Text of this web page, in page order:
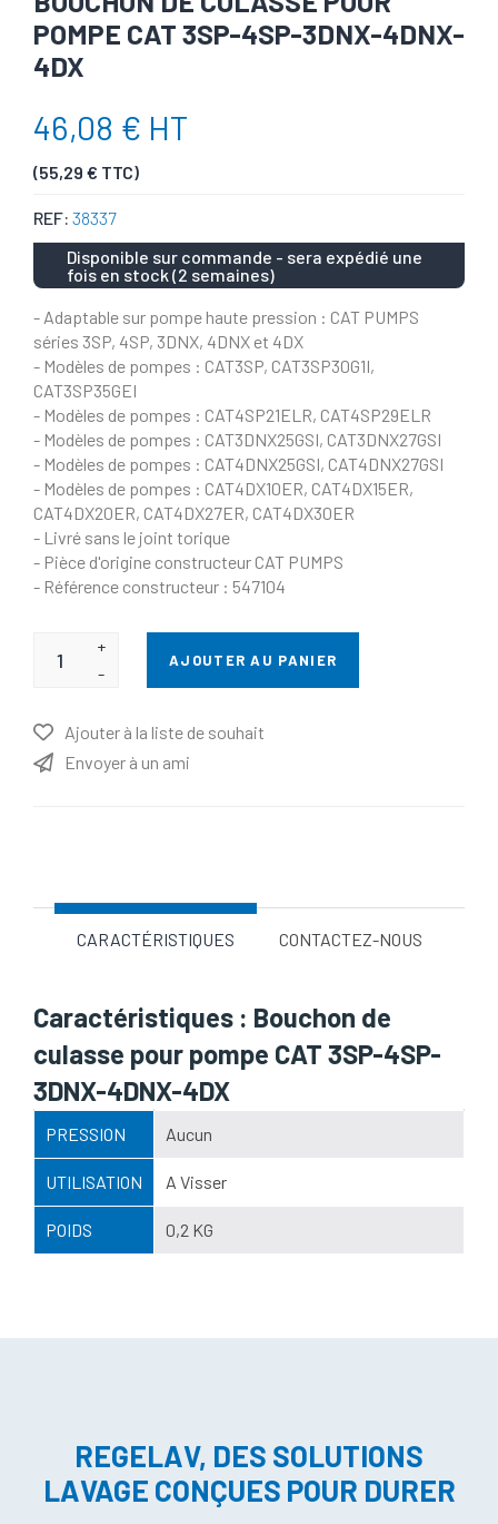
POMPE CAT 3SP-4SP-3DNX-4DNX-
4DX
46,08 € HT
(55,29 € TTC)
REF: 38337
Disponible sur commande - sera expédié une
fois en stock (2 semaines)
- Adaptable sur pompe haute pression : CAT PUMPS
séries 3SP, 4SP, 3DNX, 4DNX et 4DX
- Modèles de pompes : CAT3SP, CAT3SP30G1I,
CAT3SP35GEI
- Modèles de pompes : CAT4SP21ELR, CAT4SP29ELR
- Modèles de pompes : CAT3DNX25GSI, CAT3DNX27GSI
- Modèles de pompes : CAT4DNX25GSI, CAT4DNX27GSI
- Modèles de pompes : CAT4DX10ER, CAT4DX15ER,
CAT4DX20ER, CAT4DX27ER, CAT4DX30ER
- Livré sans le joint torique
- Pièce d'origine constructeur CAT PUMPS
- Référence constructeur : 547104
+
-
AJOUTER AU PANIER
Ajouter à la liste de souhait
Envoyer à un ami
CARACTÉRISTIQUES CONTACTEZ-NOUS
Caractéristiques : Bouchon de
culasse pour pompe CAT 3SP-4SP-
3DNX-4DNX-4DX
PRESSION Aucun
UTILISATION A Visser
POIDS 0,2 KG
REGELAV, DES SOLUTIONS
LAVAGE CONÇUES POUR DURER